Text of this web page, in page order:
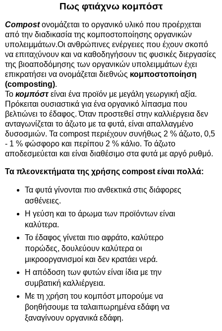
Πως φτιάχνω κομπόστ
Compostονομάζεται το οργανικό υλικό που προέρχεται
από την διαδικασία της κομποστοποίησης οργανικών
υπολειμμάτων.Οι ανθρώπινες ενέργειες που έχουν σκοπό
να επιταχύνουν και να καθοδηγήσουν τις φυσικές διεργασίες
της βιοαποδόμησης των οργανικών υπολειμμάτων έχει
επικρατήσει να ονομάζεται διεθνώς κομποστοποίηση
(composting).
Το κομπόστείναι ένα προϊόν με μεγάλη γεωργική αξία.
Πρόκειται ουσιαστικά για ένα οργανικό λίπασμα που
βελτιώνει το έδαφος. Όταν προστεθεί στην καλλιέργεια δεν
ανταγωνίζεται το άζωτο με τα φυτά, είναι απαλλαγμένο
δυσοσμιών. Τα compost περιέχουν συνήθως 2 % άζωτο, 0,5
- 1 % φώσφορο και περίπου 2 % κάλιο. Το άζωτο
αποδεσμεύεται και είναι διαθέσιμο στα φυτά με αργό ρυθμό.
Τα πλεονεκτήματα της χρήσης compost είναι πολλά:
Τα φυτά γίνονται πιο ανθεκτικά στις διάφορες
ασθένειες.
Η γεύση και το άρωμα των προϊόντων είναι
καλύτερα.
Το έδαφος γίνεται πιο αφράτο, καλύτερο
πορώδες, δουλεύουν καλύτερα οι
μικροοργανισμοί και δεν κρατάει νερά.
Η απόδοση των φυτών είναι ίδια με την
συμβατική καλλιέργεια.
Με τη χρήση του κομπόστ μπορούμε να
βοηθήσουμε τα ταλαιπωρημένα εδάφη να
ξαναγίνουν οργανικά εδάφη.